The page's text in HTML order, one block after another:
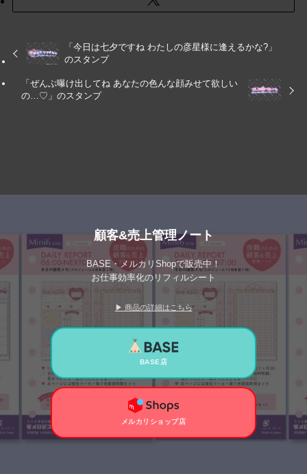
「今日は七夕ですね わたしの彦星様に逢えるかな?」
のスタンプ
「ぜんぶ曝け出してね あなたの色んな顔みせて欲しい
の…♡」のスタンプ
顧客&売上管理ノート
BASE・メルカリShopで販売中！
お仕事効率化のリフィルシート
▶ 商品の詳細はこちら
BASE店
メルカリショップ店